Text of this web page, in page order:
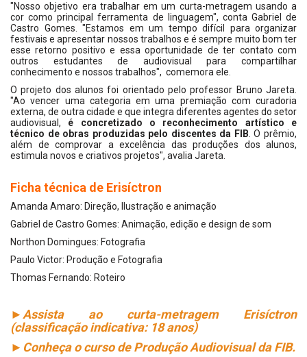
"Nosso objetivo era trabalhar em um curta-metragem usando a
cor como principal ferramenta de linguagem", conta Gabriel de
Castro Gomes. "Estamos em um tempo difícil para organizar
festivais e apresentar nossos trabalhos e é sempre muito bom ter
esse retorno positivo e essa oportunidade de ter contato com
outros estudantes de audiovisual para compartilhar
conhecimento e nossos trabalhos", comemora ele.
O projeto dos alunos foi orientado pelo professor Bruno Jareta.
"Ao vencer uma categoria em uma premiação com curadoria
externa, de outra cidade e que integra diferentes agentes do setor
audiovisual, é concretizado o reconhecimento artístico e
técnico de obras produzidas pelo discentes da FIB . O prêmio,
além de comprovar a excelência das produções dos alunos,
estimula novos e criativos projetos", avalia Jareta.
Ficha técnica de Erisíctron
Amanda Amaro: Direção, Ilustração e animação
Gabriel de Castro Gomes: Animação, edição e design de som
Northon Domingues: Fotografia
Paulo Victor: Produção e Fotografia
Thomas Fernando: Roteiro
►Assista ao curta-metragem Erisíctron
(classificação indicativa: 18 anos)
►Conheça o curso de Produção Audiovisual da FIB.